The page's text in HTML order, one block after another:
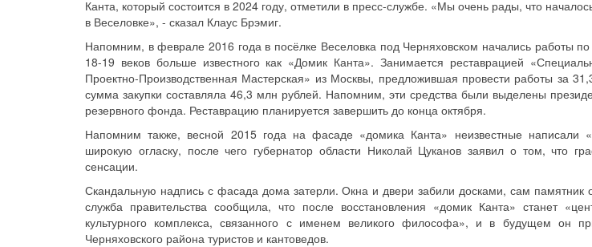
Канта, который состоится в 2024 году, отметили в пресс-службе. «Мы очень рады, что
в Веселовке», - сказал Клаус Брэмиг.
Напомним, в феврале 2016 года в посёлке Веселовка под Черняховском начались работы
18-19 веков больше известного как «Домик Канта». Занимается реставрацией
Проектно-Производственная Мастерская» из Москвы, предложившая провести работы за
сумма закупки составляла 46,3 млн рублей. Напомним, эти средства были выделены
резервного фонда. Реставрацию планируется завершить до конца октября.
Напомним также, весной 2015 года на фасаде «домика Канта» неизвестные написали
широкую огласку, после чего губернатор области Николай Цуканов заявил о том, что
сенсации.
Скандальную надпись с фасада дома затерли. Окна и двери забили досками, сам памятник
служба правительства сообщила, что после восстановления «домик Канта» станет
культурного комплекса, связанного с именем великого философа», и в будущем он
Черняховского района туристов и кантоведов.